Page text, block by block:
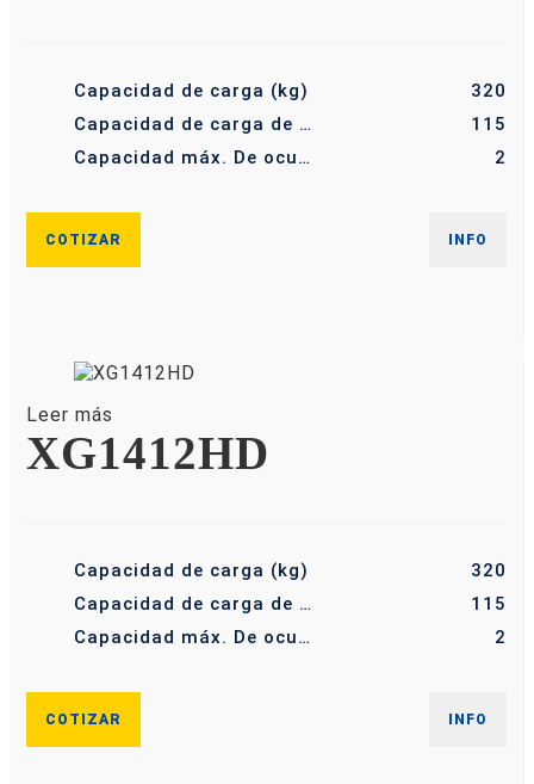
Capacidad de carga (kg)
320
Capacidad de carga de la plataforma extendida (kg)
115
Capacidad máx. De ocupantes (-)
2
COTIZAR INFO
Leer más
XG1412HD
Capacidad de carga (kg)
320
Capacidad de carga de la plataforma extendida (kg)
115
Capacidad máx. De ocupantes (-)
2
COTIZAR INFO